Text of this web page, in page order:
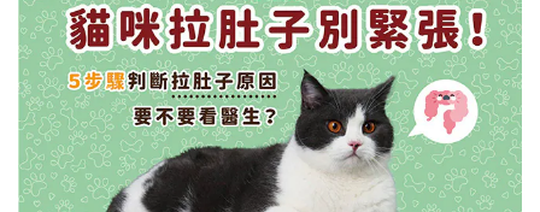
透過基礎訓練，幼犬能學會家居規則，避免危險行為和破壞家具。
像是「不」和「放下」等指令可以阻止幼犬咬電線或誤食有害物
質，有效降低居家意外風險。規律的如廁訓練則能養成良好衛生習
慣，讓家中環境保持乾淨舒適。增強溝通與信任關係訓練過程就像
建立一種共同語言，幫助你和幼犬更好地理解彼此。當幼犬學會回
應你的指令，不只增加了互動機會，也建立了主人作為領導者的地
位。正向獎勵式訓練更能培養幼犬對你的信任感，強化情感連結，